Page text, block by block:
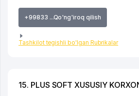
+99833 ...Qo'ng'iroq qilish
Tashkilot tegishli bo'lgan Rubrikalar
15. PLUS SOFT XUSUSIY